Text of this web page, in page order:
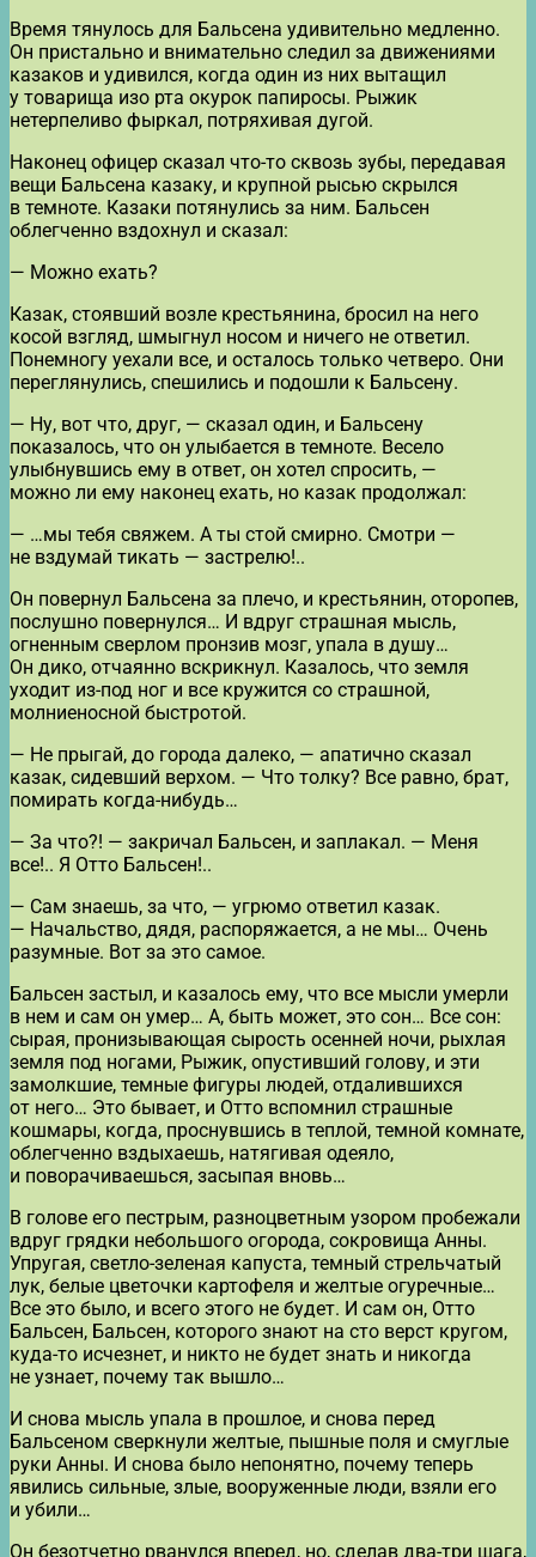
Время тянулось для Бальсена удивительно медленно.
Он пристально и внимательно следил за движениями
казаков и удивился, когда один из них вытащил
у товарища изо рта окурок папиросы. Рыжик
нетерпеливо фыркал, потряхивая дугой.
Наконец офицер сказал что-то сквозь зубы, передавая
вещи Бальсена казаку, и крупной рысью скрылся
в темноте. Казаки потянулись за ним. Бальсен
облегченно вздохнул и сказал:
— Можно ехать?
Казак, стоявший возле крестьянина, бросил на него
косой взгляд, шмыгнул носом и ничего не ответил.
Понемногу уехали все, и осталось только четверо. Они
переглянулись, спешились и подошли к Бальсену.
— Ну, вот что, друг, — сказал один, и Бальсену
показалось, что он улыбается в темноте. Весело
улыбнувшись ему в ответ, он хотел спросить, —
можно ли ему наконец ехать, но казак продолжал:
— …мы тебя свяжем. А ты стой смирно. Смотри —
не вздумай тикать — застрелю!..
Он повернул Бальсена за плечо, и крестьянин, оторопев,
послушно повернулся… И вдруг страшная мысль,
огненным сверлом пронзив мозг, упала в душу…
Он дико, отчаянно вскрикнул. Казалось, что земля
уходит из-под ног и все кружится со страшной,
молниеносной быстротой.
— Не прыгай, до города далеко, — апатично сказал
казак, сидевший верхом. — Что толку? Все равно, брат,
помирать когда-нибудь…
— За что?! — закричал Бальсен, и заплакал. — Меня
все!.. Я Отто Бальсен!..
— Сам знаешь, за что, — угрюмо ответил казак.
— Начальство, дядя, распоряжается, а не мы… Очень
разумные. Вот за это самое.
Бальсен застыл, и казалось ему, что все мысли умерли
в нем и сам он умер… А, быть может, это сон… Все сон:
сырая, пронизывающая сырость осенней ночи, рыхлая
земля под ногами, Рыжик, опустивший голову, и эти
замолкшие, темные фигуры людей, отдалившихся
от него… Это бывает, и Отто вспомнил страшные
кошмары, когда, проснувшись в теплой, темной комнате,
облегченно вздыхаешь, натягивая одеяло,
и поворачиваешься, засыпая вновь…
В голове его пестрым, разноцветным узором пробежали
вдруг грядки небольшого огорода, сокровища Анны.
Упругая, светло-зеленая капуста, темный стрельчатый
лук, белые цветочки картофеля и желтые огуречные…
Все это было, и всего этого не будет. И сам он, Отто
Бальсен, Бальсен, которого знают на сто верст кругом,
куда-то исчезнет, и никто не будет знать и никогда
не узнает, почему так вышло…
И снова мысль упала в прошлое, и снова перед
Бальсеном сверкнули желтые, пышные поля и смуглые
руки Анны. И снова было непонятно, почему теперь
явились сильные, злые, вооруженные люди, взяли его
и убили…
Он безотчетно рванулся вперед, но, сделав два-три шага,